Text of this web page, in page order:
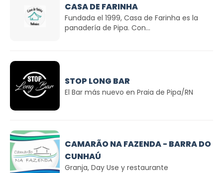
CASA DE FARINHA
Fundada el 1999, Casa de Farinha es la
panadería de Pipa. Con...
STOP LONG BAR
El Bar más nuevo en Praia de Pipa/RN
CAMARÃO NA FAZENDA - BARRA DO
CUNHAÚ
Granja, Day Use y restaurante